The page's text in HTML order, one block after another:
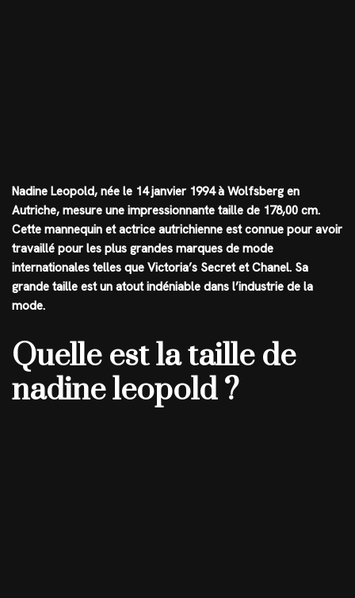
Nadine Leopold, née le 14 janvier 1994 à Wolfsberg en
Autriche, mesure une impressionnante taille de 178,00 cm.
Cette mannequin et actrice autrichienne est connue pour avoir
travaillé pour les plus grandes marques de mode
internationales telles que Victoria’s Secret et Chanel. Sa
grande taille est un atout indéniable dans l’industrie de la
mode.
Quelle est la taille de
nadine leopold ?